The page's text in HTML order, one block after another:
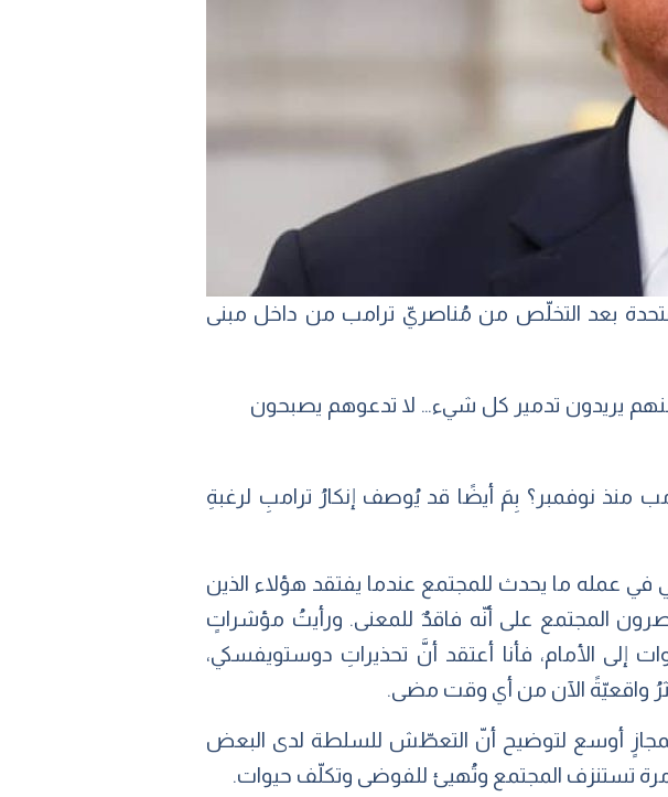
بعد التخلّص من مُناصريّ ترامب من داخل مبنى
يريدون تدمير كل شيء… لا تدعوهم يصبحون
منذ نوفمبر؟ بِمَ أيضًا قد يُوصف إنكارُ ترامبِ لرغبةِ
في عمله ما يحدث للمجتمع عندما يفتقد هؤلاء الذين
المجتمع على أنّه فاقدٌ للمعنى. ورأيتُ مؤشراتٍ
الأمام، فأنا أعتقد أنَّ تحذيراتِ دوستويفسكي،
واقعيّةً الآن من أي وقت مضى.
كمجازٍ أوسع لتوضيح أنّ التعطّش للسلطة لدى البعض
تستنزف المجتمع وتُهيئ للفوضى وتكلّف حيوات.